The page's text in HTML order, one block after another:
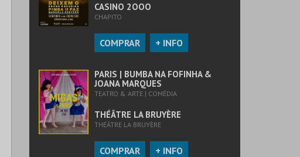
CASINO 2OOO
CHAPITO
COMPRAR + INFO
PARIS | BUMBA NA FOFINHA &
JOANA MARQUES
TEATRO & ARTE | COMÉDIA
THÉÂTRE LA BRUYÈRE
THÉÂTRE LA BRUYÈRE
COMPRAR + INFO